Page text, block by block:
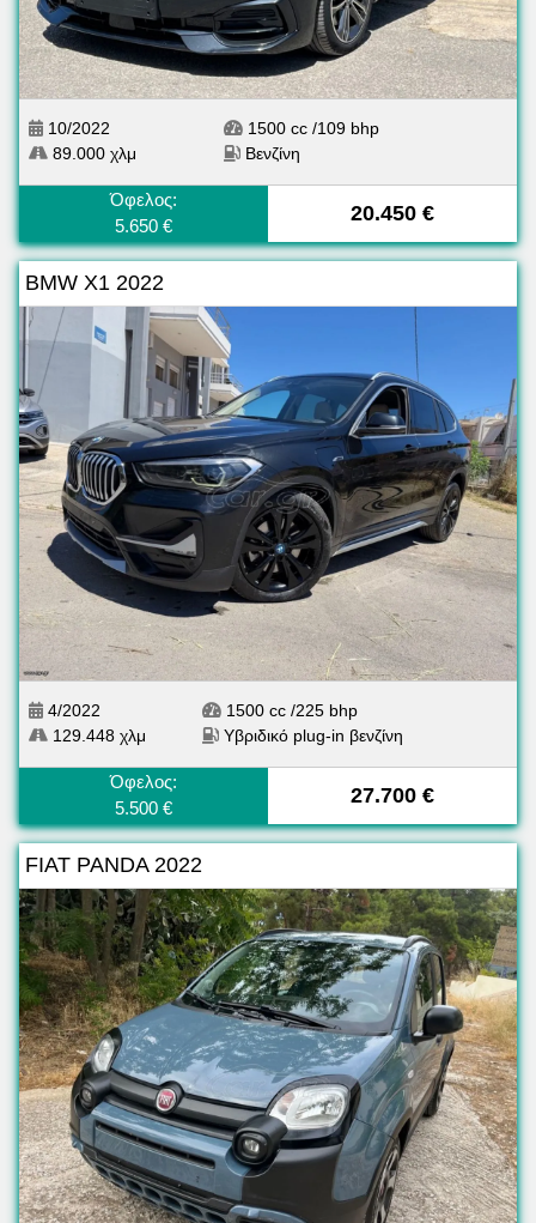
10/2022
89.000 χλμ
1500 cc /109 bhp
Βενζίνη
Όφελος:
5.650 €
20.450 €
BMW X1 2022
4/2022
129.448 χλμ
1500 cc /225 bhp
Υβριδικό plug-in βενζίνη
Όφελος:
5.500 €
27.700 €
FIAT PANDA 2022